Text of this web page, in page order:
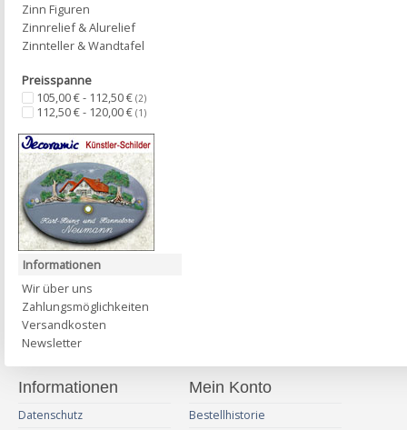
Zinn Figuren
Zinnrelief & Alurelief
Zinnteller & Wandtafel
Preisspanne
105,00 € - 112,50 € (2)
112,50 € - 120,00 € (1)
Informationen
Wir über uns
Zahlungsmöglichkeiten
Versandkosten
Newsletter
Informationen
Datenschutz
Mein Konto
Bestellhistorie